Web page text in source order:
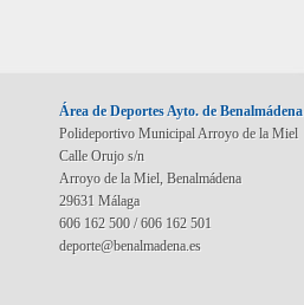
Área de Deportes Ayto. de Benalmádena
Polideportivo Municipal Arroyo de la Miel
Calle Orujo s/n
Arroyo de la Miel, Benalmádena
29631 Málaga
606 162 500 / 606 162 501
deporte@benalmadena.es